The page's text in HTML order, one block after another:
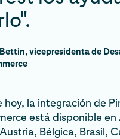
vicepresidenta de
hoy, la integración de
está disponible en
Bélgica, Brasil,